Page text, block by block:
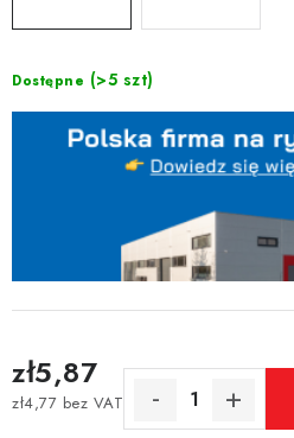
Dostępne (>5 szt)
zł5,87
zł4,77 bez VAT
Cena jednostkowa: